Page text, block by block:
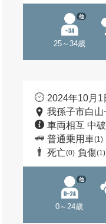
25～34歳
他
2024年10月1
我孫子市白
車両相互 中
普通乗用車(1)
死亡(0) 負傷(1)
0～24歳
他